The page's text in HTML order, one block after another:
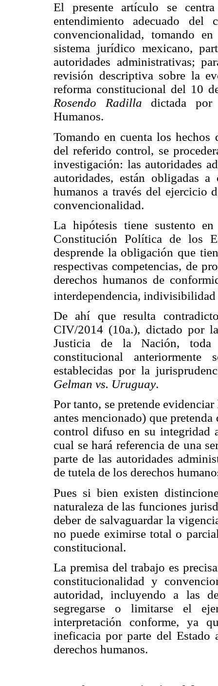
El presente artículo se
entendimiento adecuado
convencionalidad, tomando
sistema jurídico mexicano,
autoridades administrativas;
revisión descriptiva sobre la
reforma constitucional del 10
Rosendo Radilla dictada por
Humanos.
Tomando en cuenta los
del referido control, se
investigación: las autoridades
autoridades, están obligadas
humanos a través del ejercicio
convencionalidad.
La hipótesis tiene sustento
Constitución Política de los
desprende la obligación que
respectivas competencias, de
derechos humanos de
interdependencia,
De ahí que resulta
CIV/2014 (10a.), dictado por
Justicia de la Nación, toda
constitucional
establecidas por la
Gelman vs. Uruguay.
Por tanto, se pretende
antes mencionado) que
control difuso en su integridad
cual se hará referencia de una
parte de las autoridades
de tutela de los derechos
Pues si bien existen
naturaleza de las funciones
deber de salvaguardar la
no puede eximirse total o
constitucional.
La premisa del trabajo es
constitucionalidad y
autoridad, incluyendo a las
segregarse o limitarse el
interpretación conforme, ya
ineficacia por parte del
derechos humanos.